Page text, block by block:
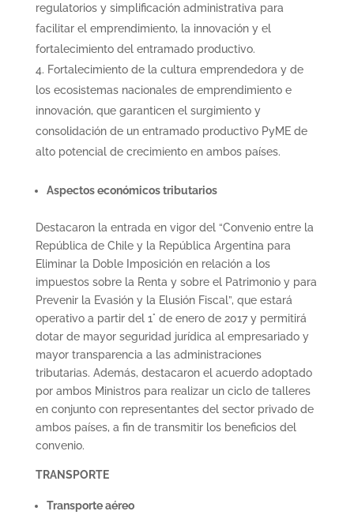
regulatorios y simplificación administrativa para
facilitar el emprendimiento, la innovación y el
fortalecimiento del entramado productivo.
Fortalecimiento de la cultura emprendedora y de
los ecosistemas nacionales de emprendimiento e
innovación, que garanticen el surgimiento y
consolidación de un entramado productivo PyME de
alto potencial de crecimiento en ambos países.
Aspectos económicos tributarios
Destacaron la entrada en vigor del “Convenio entre la
República de Chile y la República Argentina para
Eliminar la Doble Imposición en relación a los
impuestos sobre la Renta y sobre el Patrimonio y para
Prevenir la Evasión y la Elusión Fiscal”, que estará
operativo a partir del 1° de enero de 2017 y permitirá
dotar de mayor seguridad jurídica al empresariado y
mayor transparencia a las administraciones
tributarias. Además, destacaron el acuerdo adoptado
por ambos Ministros para realizar un ciclo de talleres
en conjunto con representantes del sector privado de
ambos países, a fin de transmitir los beneficios del
convenio.
TRANSPORTE
Transporte aéreo